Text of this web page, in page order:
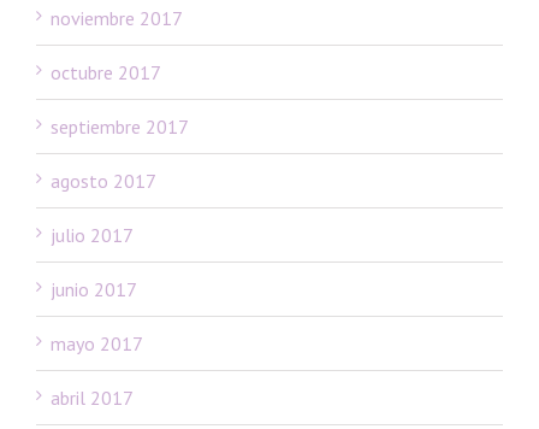
noviembre 2017
octubre 2017
septiembre 2017
agosto 2017
julio 2017
junio 2017
mayo 2017
abril 2017